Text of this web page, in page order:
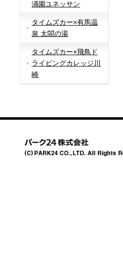
涌園ユネッサン
タイムズカー×有馬温
泉 太閤の湯
タイムズカー×飛鳥ド
ライビングカレッジ川
崎